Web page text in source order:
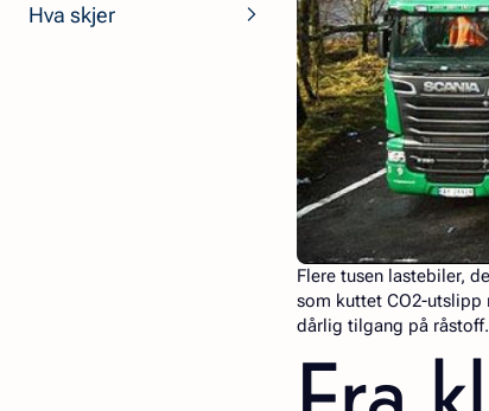
Hva skjer
Flere tusen lastebiler,
som kuttet CO2-utslipp
dårlig tilgang på